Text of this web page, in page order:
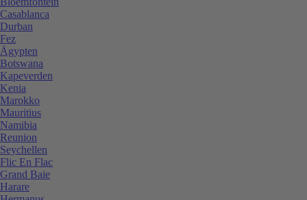
Casablanca
Durban
Fez
Ägypten
Botswana
Kapeverden
Kenia
Marokko
Mauritius
Namibia
Reunion
Seychellen
Flic En Flac
Grand Baie
Harare